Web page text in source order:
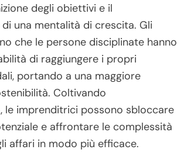
degli obiettivi e il
una mentalità di crescita. Gli
che le persone disciplinate hanno
di raggiungere i propri
portando a una maggiore
Coltivando
le imprenditrici possono sbloccare
e affrontare le complessità
affari in modo più efficace.